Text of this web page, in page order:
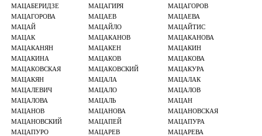
МАЦАБЕРИДЗЕ
МАЦАГИРЯ
МАЦАГОРОВ
МАЦАГОРОВА
МАЦАЕВ
МАЦАЕВА
МАЦАЙ
МАЦАЙЛО
МАЦАЙТИС
МАЦАК
МАЦАКАНОВ
МАЦАКАНОВА
МАЦАКАНЯН
МАЦАКЕН
МАЦАКИН
МАЦАКИНА
МАЦАКОВ
МАЦАКОВА
МАЦАКОВСКАЯ
МАЦАКОВСКИЙ
МАЦАКУРА
МАЦАКЯН
МАЦАЛА
МАЦАЛАК
МАЦАЛЕВИЧ
МАЦАЛО
МАЦАЛОВ
МАЦАЛОВА
МАЦАЛЬ
МАЦАН
МАЦАНОВ
МАЦАНОВА
МАЦАНОВСКАЯ
МАЦАНОВСКИЙ
МАЦАПЕЙ
МАЦАПУРА
МАЦАПУРО
МАЦАРЕВ
МАЦАРЕВА